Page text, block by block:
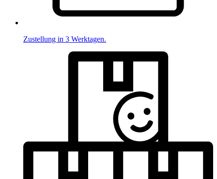
Zustellung in 3 Werktagen.